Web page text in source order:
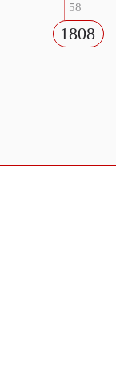
58
1808